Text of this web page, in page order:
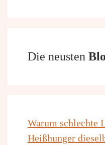
Die neusten
Warum schlechte
Heißhunger